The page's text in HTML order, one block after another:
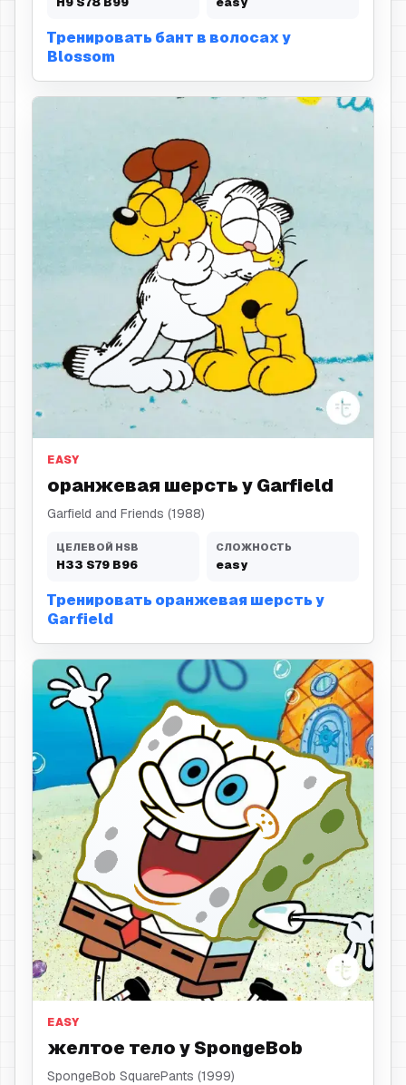
Тренировать бант в волосах у
Blossom
оранжевая шерсть
EASY
оранжевая шерсть у Garfield
Garfield and Friends (1988)
ЦЕЛЕВОЙ HSB
H33 S79 B96
СЛОЖНОСТЬ
easy
Тренировать оранжевая шерсть у
Garfield
желтое тело
EASY
желтое тело у SpongeBob
SpongeBob SquarePants (1999)